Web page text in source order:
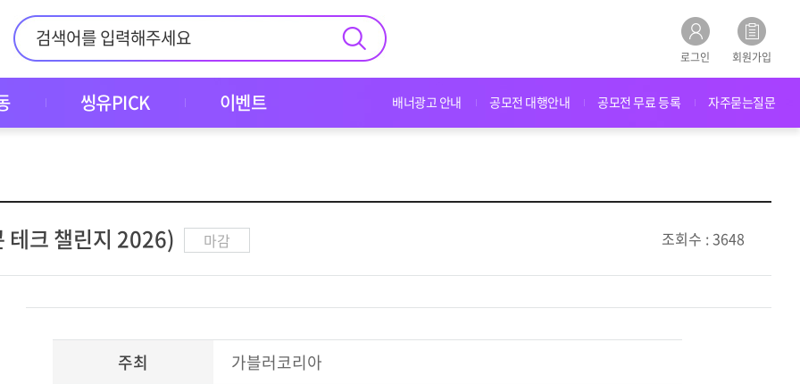
로그인 회원가입
씽유PICK 이벤트 배너광고 안내 공모전 대행안내 공모전 무료 등록 자주묻는질문
크 챌린지 2026) 마감 조회수 : 3648
주최
가블러코리아